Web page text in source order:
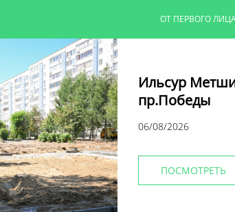
ОТ ПЕРВОГО
Ильсур
пр.Победы
06/08/2026
ПОСМОТРЕТЬ